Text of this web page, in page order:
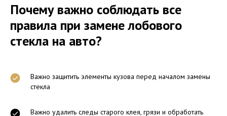
Почему важно соблюдать все
правила при замене лобового
стекла на авто?
Важно защитить элементы кузова перед началом замены
стекла
Важно удалить следы старого клея, грязи и обработать